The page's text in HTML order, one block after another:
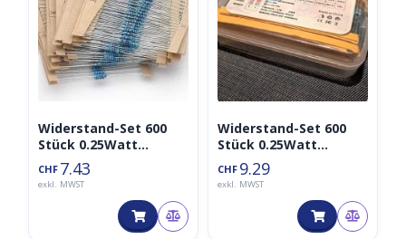
Widerstand-Set 600
Stück 0.25Watt
Metallfilm
CHF 7.43
exkl. MWST
Widerstand-Set 600
Stück 0.25Watt
Metallfilm Boxed
CHF 9.29
exkl. MWST